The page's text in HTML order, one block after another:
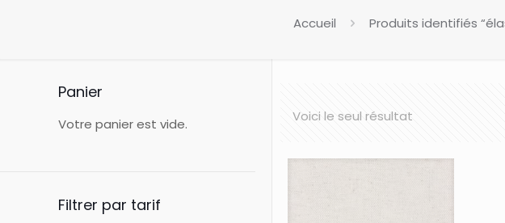
Accueil Produits identifiés
Voici le seul résultat
Panier
Votre panier est vide.
Filtrer par tarif